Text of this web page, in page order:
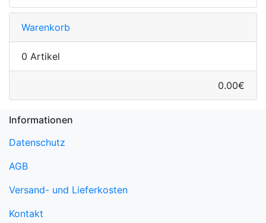
Warenkorb
0 Artikel
0.00€
Informationen
Datenschutz
AGB
Versand- und Lieferkosten
Kontakt